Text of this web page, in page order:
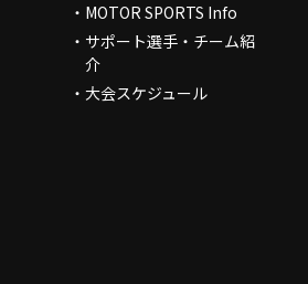
MOTOR SPORTS Info
サポート選手・チーム紹
介
大会スケジュール